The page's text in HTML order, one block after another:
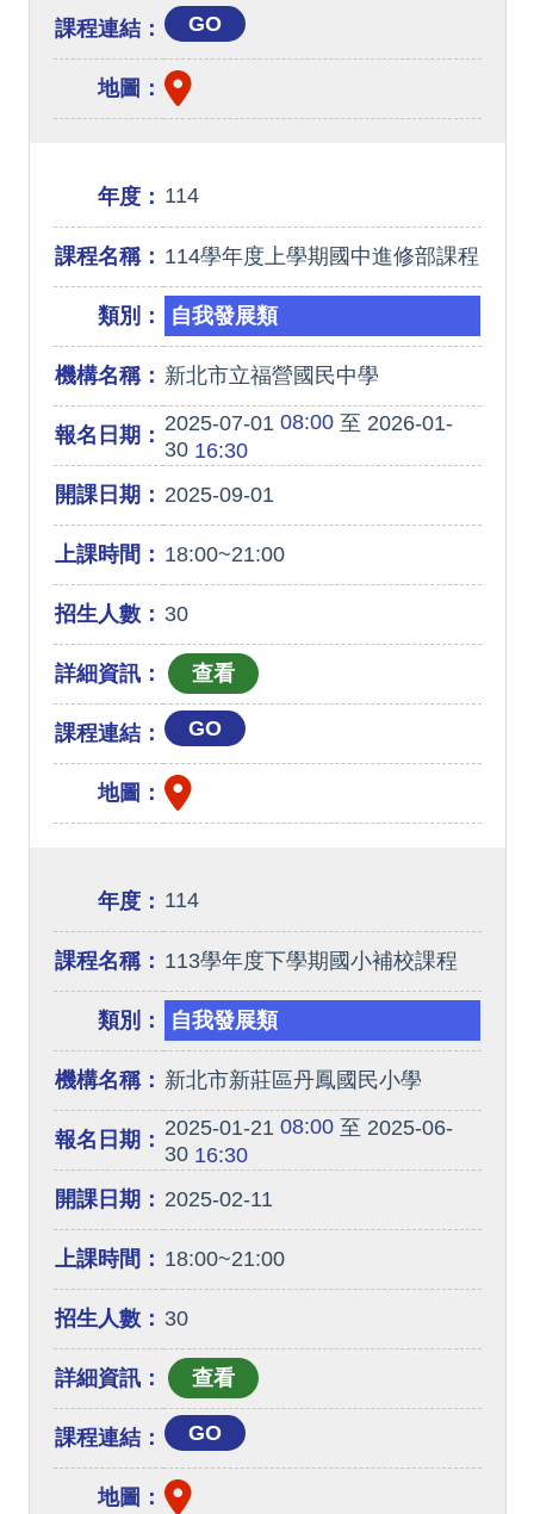
課程連結： GO
地圖：
年度： 114
課程名稱： 114學年度上學期國中進修部課程
類別： 自我發展類
機構名稱： 新北市立福營國民中學
報名日期： 2025-07-01 08:00至 2026-01-
3016:30
開課日期： 2025-09-01
上課時間： 18:00~21:00
招生人數： 30
詳細資訊：
課程連結： GO
地圖：
年度： 114
課程名稱： 113學年度下學期國小補校課程
類別： 自我發展類
機構名稱： 新北市新莊區丹鳳國民小學
報名日期： 2025-01-21 08:00至 2025-06-
3016:30
開課日期： 2025-02-11
上課時間： 18:00~21:00
招生人數： 30
詳細資訊：
課程連結： GO
地圖：